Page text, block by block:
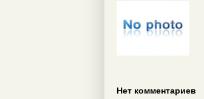
Нет комментариев